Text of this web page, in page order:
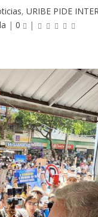
,URIBE PIDE
|0 |